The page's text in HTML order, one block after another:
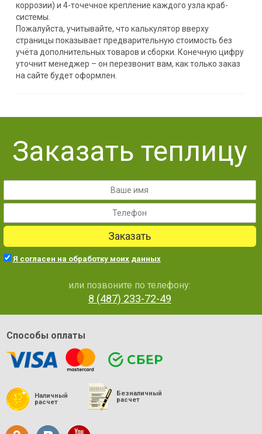
коррозии) и 4-точечное крепление каждого узла краб-
системы.
Пожалуйста, учитывайте, что калькулятор вверху
страницы показывает предварительную стоимость без
учёта дополнительных товаров и сборки. Конечную цифру
уточнит менеджер – он перезвонит вам, как только заказ
на сайте будет оформлен.
Заказать теплицу
Заказать
Я согласен на обработку моих данных
или позвоните по телефону:
8 (487) 233-72-49
Способы оплаты
Наличный
расчет
Безналичный
расчет